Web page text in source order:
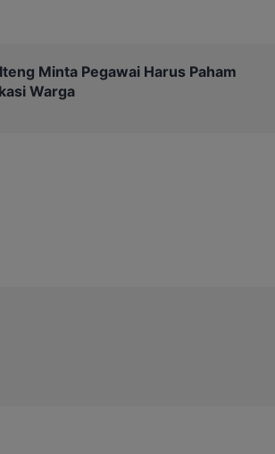
Minta Pegawai Harus Paham
Warga